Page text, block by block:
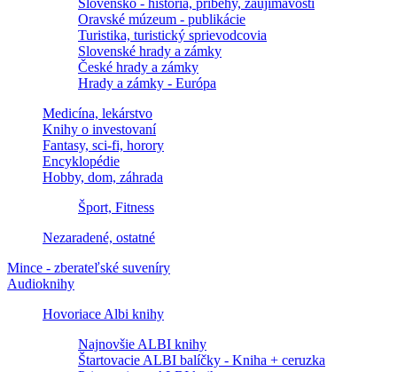
Slovensko - história, príbehy, zaujímavosti
Oravské múzeum - publikácie
Turistika, turistický sprievodcovia
Slovenské hrady a zámky
České hrady a zámky
Hrady a zámky - Európa
Medicína, lekárstvo
Knihy o investovaní
Fantasy, sci-fi, horory
Encyklopédie
Hobby, dom, záhrada
Šport, Fitness
Nezaradené, ostatné
Mince - zberateľské suveníry
Audioknihy
Hovoriace Albi knihy
Najnovšie ALBI knihy
Štartovacie ALBI balíčky - Kniha + ceruzka